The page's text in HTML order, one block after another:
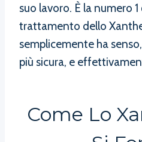
suo lavoro. È la numero
trattamento dello
semplicemente ha
più sicura, e
Come Lo